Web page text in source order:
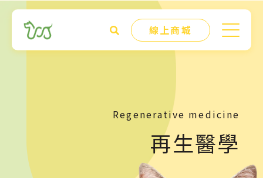
線上商城
Regenerative medicine
再生醫學